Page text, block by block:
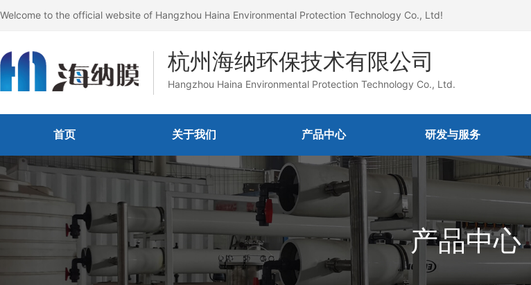
Welcome to the official website of Hangzhou Haina Environmental Protection Technology Co., Ltd!
杭州海纳环保技术有限公司
Hangzhou Haina Environmental Protection Technology Co., Ltd.
首页 关于我们 产品中心 研发与服务
产品中心